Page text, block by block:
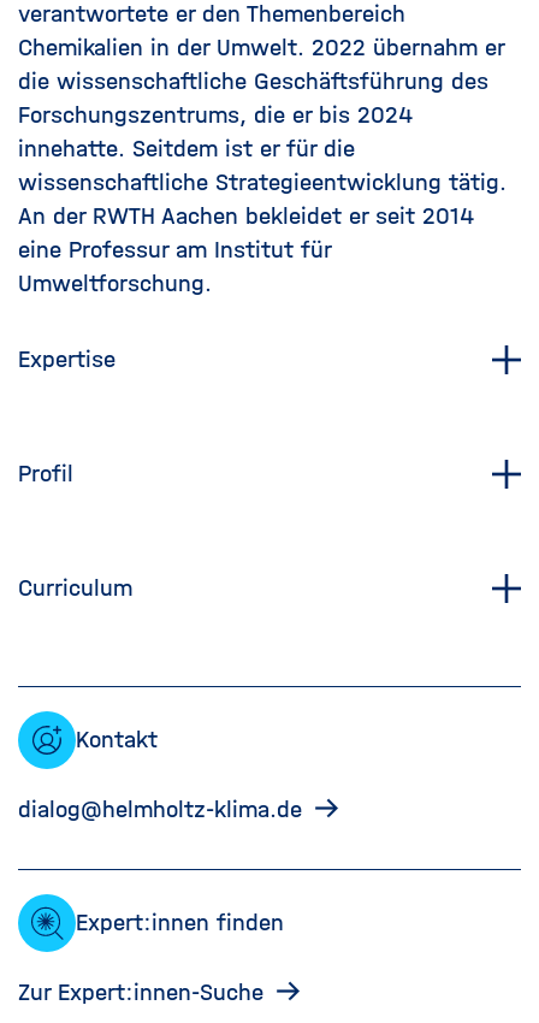
verantwortete er den Themenbereich
Chemikalien in der Umwelt. 2022 übernahm er
die wissenschaftliche Geschäftsführung des
Forschungszentrums, die er bis 2024
innehatte. Seitdem ist er für die
wissenschaftliche Strategieentwicklung tätig.
An der RWTH Aachen bekleidet er seit 2014
eine Professur am Institut für
Umweltforschung.
Expertise
Profil
Curriculum
Kontakt
dialog@helmholtz-klima.de
Expert:innen finden
Zur Expert:innen-Suche